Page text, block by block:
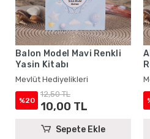
Balon Model Mavi Renkli
Yasin Kitabı
Mevlüt Hediyelikleri
%20
12,50 TL
10,00 TL
Sepete Ekle